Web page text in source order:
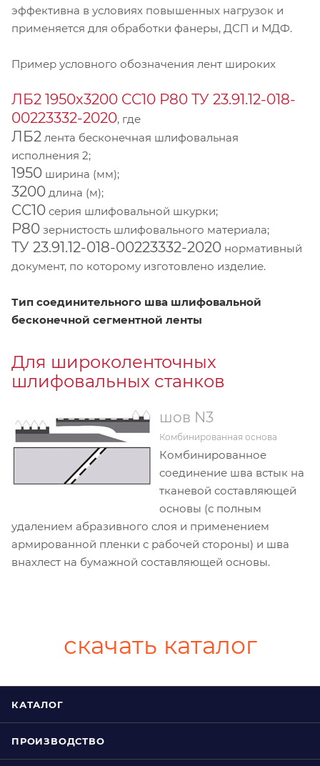
эффективна в условиях повышенных нагрузок и
применяется для обработки фанеры, ДСП и МДФ.
Пример условного обозначения лент широких
ЛБ2 1950х3200 CC10 Р80 ТУ 23.91.12-018-
00223332-2020, где
ЛБ2 лента бесконечная шлифовальная
исполнения 2;
1950 ширина (мм);
3200 длина (м);
CC10 серия шлифовальной шкурки;
Р80 зернистость шлифовального материала;
ТУ 23.91.12-018-00223332-2020 нормативный
документ, по которому изготовлено изделие.
Тип соединительного шва шлифовальной
бесконечной сегментной ленты
Для широколенточных
шлифовальных станков
шов N3
Комбинированная основа
Комбинированное
соединение шва встык на
тканевой составляющей
основы (с полным
удалением абразивного слоя и применением
армированной пленки с рабочей стороны) и шва
внахлест на бумажной составляющей основы.
скачать каталог
КАТАЛОГ
ПРОИЗВОДСТВО